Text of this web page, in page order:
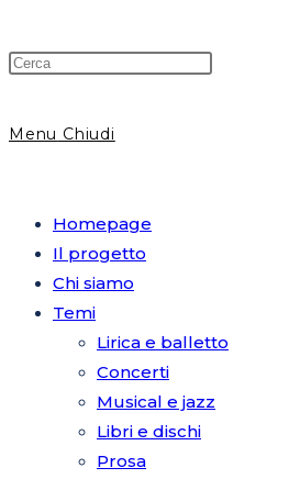
Menu Chiudi
Homepage
Il progetto
Chi siamo
Temi
Lirica e balletto
Concerti
Musical e jazz
Libri e dischi
Prosa